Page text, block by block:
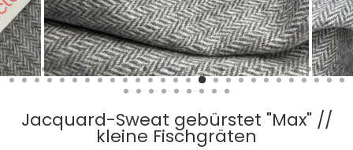
Jacquard-Sweat gebürstet "Max" //
kleine Fischgräten